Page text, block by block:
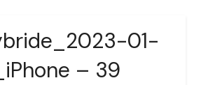
01-
– 39